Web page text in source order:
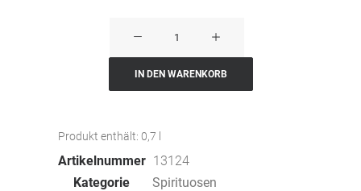
Dutch
Dry
IN DEN WARENKORB
Produkt enthält: 0,7
Artikelnummer 13124
Kategorie
Spirituosen